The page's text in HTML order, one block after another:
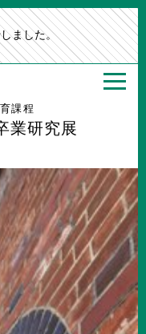
ました。
課程
業研究展